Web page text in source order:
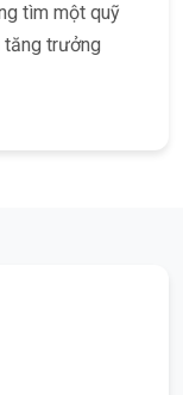
tìm một quỹ
tăng trưởng